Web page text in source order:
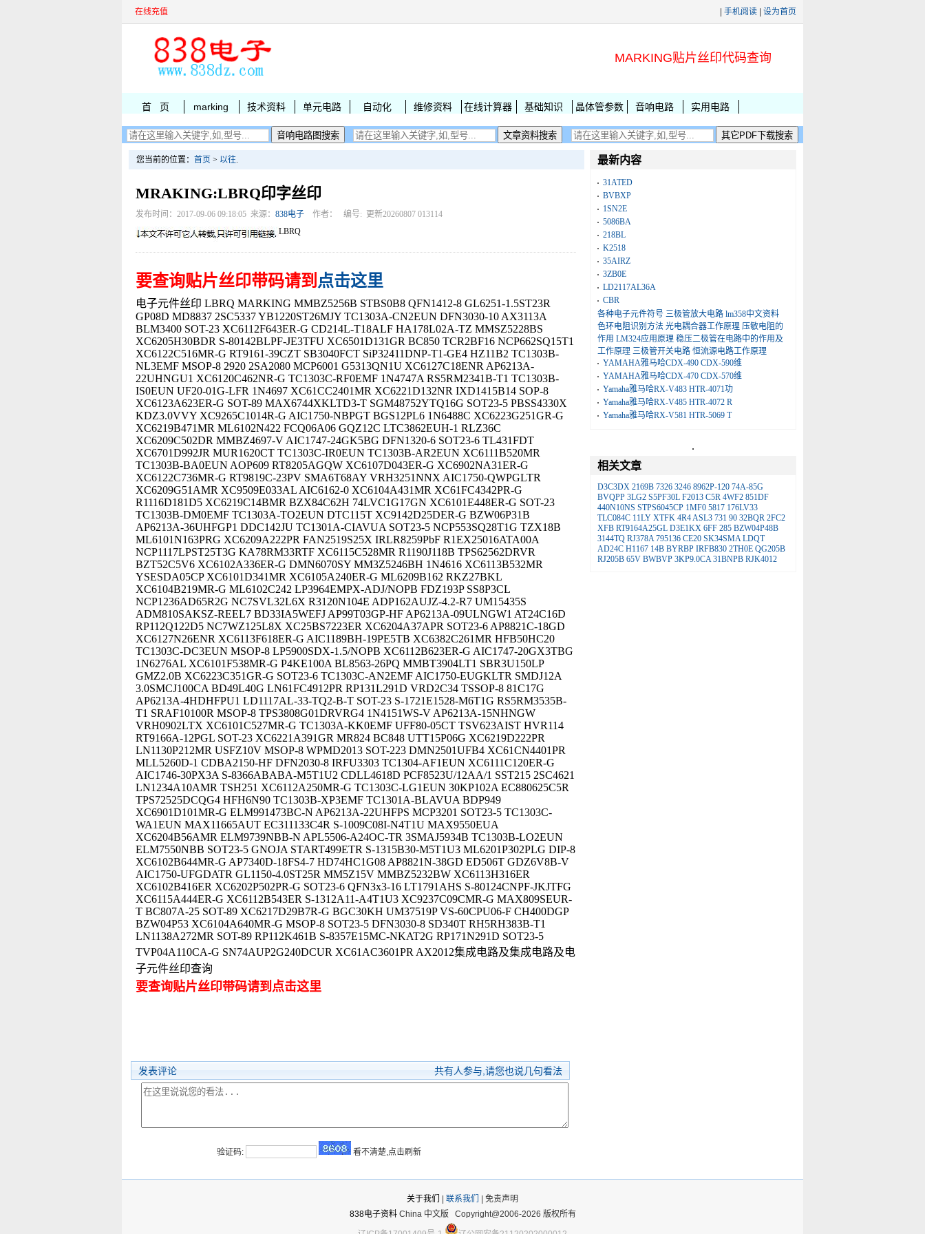
在线充值 手机阅读 设为首页
MARKING贴片丝印代码查询
首 页 marking 技术资料 单元电路 自动化 维修资料 在线计算器 基础知识 晶体管参数 音响电路 实用电路
您当前的位置： 首页 > 以往.
MRAKING:LBRQ印字丝印
发布时间：2017-09-06 09:18:05 来源： 838电子 作者： 编号: 更新20260807 013114
LBRQ
要查询贴片丝印带码请到 点击这里
电子元件丝印 LBRQ MARKING MMBZ5256B STBS0B8 QFN1412-8 GL6251-1.5ST23R
GP08D MD8837 2SC5337 YB1220ST26MJY TC1303A-CN2EUN DFN3030-10 AX3113A
BLM3400 SOT-23 XC6112F643ER-G CD214L-T18ALF HA178L02A-TZ MMSZ5228BS
XC6205H30BDR S-80142BLPF-JE3TFU XC6501D131GR BC850 TCR2BF16 NCP662SQ15T1
XC6122C516MR-G RT9161-39CZT SB3040FCT SiP32411DNP-T1-GE4 HZ11B2 TC1303B-
NL3EMF MSOP-8 2920 2SA2080 MCP6001 G5313QN1U XC6127C18ENR AP6213A-
22UHNGU1 XC6120C462NR-G TC1303C-RF0EMF 1N4747A RS5RM2341B-T1 TC1303B-
IS0EUN UF20-01G-LFR 1N4697 XC61CC2401MR XC6221D132NR IXD1415B14 SOP-8
XC6123A623ER-G SOT-89 MAX6744XKLTD3-T SGM48752YTQ16G SOT23-5 PBSS4330X
KDZ3.0VVY XC9265C1014R-G AIC1750-NBPGT BGS12PL6 1N6488C XC6223G251GR-G
XC6219B471MR ML6102N422 FCQ06A06 GQZ12C LTC3862EUH-1 RLZ36C
XC6209C502DR MMBZ4697-V AIC1747-24GK5BG DFN1320-6 SOT23-6 TL431FDT
XC6701D992JR MUR1620CT TC1303C-IR0EUN TC1303B-AR2EUN XC6111B520MR
TC1303B-BA0EUN AOP609 RT8205AGQW XC6107D043ER-G XC6902NA31ER-G
XC6122C736MR-G RT9819C-23PV SMA6T68AY VRH3251NNX AIC1750-QWPGLTR
XC6209G51AMR XC9509E033AL AIC6162-0 XC6104A431MR XC61FC4342PR-G
R1116D181D5 XC6219C14BMR BZX84C62H 74LVC1G17GN XC6101E448ER-G SOT-23
TC1303B-DM0EMF TC1303A-TO2EUN DTC115T XC9142D25DER-G BZW06P31B
AP6213A-36UHFGP1 DDC142JU TC1301A-CIAVUA SOT23-5 NCP553SQ28T1G TZX18B
ML6101N163PRG XC6209A222PR FAN2519S25X IRLR8259PbF R1EX25016ATA00A
NCP1117LPST25T3G KA78RM33RTF XC6115C528MR R1190J118B TPS62562DRVR
BZT52C5V6 XC6102A336ER-G DMN6070SY MM3Z5246BH 1N4616 XC6113B532MR
YSESDA05CP XC6101D341MR XC6105A240ER-G ML6209B162 RKZ27BKL
XC6104B219MR-G ML6102C242 LP3964EMPX-ADJ/NOPB FDZ193P SS8P3CL
NCP1236AD65R2G NC7SVL32L6X R3120N104E ADP162AUJZ-4.2-R7 UM15435S
ADM810SAKSZ-REEL7 BD33IA5WEFJ AP99T03GP-HF AP6213A-09ULNGW1 AT24C16D
RP112Q122D5 NC7WZ125L8X XC25BS7223ER XC6204A37APR SOT23-6 AP8821C-18GD
XC6127N26ENR XC6113F618ER-G AIC1189BH-19PE5TB XC6382C261MR HFB50HC20
TC1303C-DC3EUN MSOP-8 LP5900SDX-1.5/NOPB XC6112B623ER-G AIC1747-20GX3TBG
1N6276AL XC6101F538MR-G P4KE100A BL8563-26PQ MMBT3904LT1 SBR3U150LP
GMZ2.0B XC6223C351GR-G SOT23-6 TC1303C-AN2EMF AIC1750-EUGKLTR SMDJ12A
3.0SMCJ100CA BD49L40G LN61FC4912PR RP131L291D VRD2C34 TSSOP-8 81C17G
AP6213A-4HDHFPU1 LD1117AL-33-TQ2-B-T SOT-23 S-1721E1528-M6T1G RS5RM3535B-
T1 SRAF10100R MSOP-8 TPS3808G01DRVRG4 1N4151WS-V AP6213A-15NHNGW
VRH0902LTX XC6101C527MR-G TC1303A-KK0EMF UFF80-05CT TSV623AIST HVR114
RT9166A-12PGL SOT-23 XC6221A391GR MR824 BC848 UTT15P06G XC6219D222PR
LN1130P212MR USFZ10V MSOP-8 WPMD2013 SOT-223 DMN2501UFB4 XC61CN4401PR
MLL5260D-1 CDBA2150-HF DFN2030-8 IRFU3303 TC1304-AF1EUN XC6111C120ER-G
AIC1746-30PX3A S-8366ABABA-M5T1U2 CDLL4618D PCF8523U/12AA/1 SST215 2SC4621
LN1234A10AMR TSH251 XC6112A250MR-G TC1303C-LG1EUN 30KP102A EC880625C5R
TPS72525DCQG4 HFH6N90 TC1303B-XP3EMF TC1301A-BLAVUA BDP949
XC6901D101MR-G ELM991473BC-N AP6213A-22UHFPS MCP3201 SOT23-5 TC1303C-
WA1EUN MAX11665AUT EC311133C4R S-1009C08I-N4T1U MAX9550EUA
XC6204B56AMR ELM9739NBB-N APL5506-A24OC-TR 3SMAJ5934B TC1303B-LO2EUN
ELM7550NBB SOT23-5 GNOJA START499ETR S-1315B30-M5T1U3 ML6201P302PLG DIP-8
XC6102B644MR-G AP7340D-18FS4-7 HD74HC1G08 AP8821N-38GD ED506T GDZ6V8B-V
AIC1750-UFGDATR GL1150-4.0ST25R MM5Z15V MMBZ5232BW XC6113H316ER
XC6102B416ER XC6202P502PR-G SOT23-6 QFN3x3-16 LT1791AHS S-80124CNPF-JKJTFG
XC6115A444ER-G XC6112B543ER S-1312A11-A4T1U3 XC9237C09CMR-G MAX809SEUR-
T BC807A-25 SOT-89 XC6217D29B7R-G BGC30KH UM37519P VS-60CPU06-F CH400DGP
BZW04P53 XC6104A640MR-G MSOP-8 SOT23-5 DFN3030-8 SD340T RH5RH383B-T1
LN1138A272MR SOT-89 RP112K461B S-8357E15MC-NKAT2G RP171N291D SOT23-5
TVP04A110CA-G SN74AUP2G240DCUR XC61AC3601PR AX2012集成电路及集成电路及电
子元件丝印查询
要查询贴片丝印带码请到点击这里
发表评论 共有人参与,请您也说几句看法
验证码: 看不清楚,点击刷新
最新内容
31ATED
BVBXP
1SN2E
5086BA
218BL
K2518
35AIRZ
3ZB0E
LD2117AL36A
CBR
各种电子元件符号 三极管放大电路 lm358中文资料
色环电阻识别方法 光电耦合器工作原理 压敏电阻的
作用 LM324应用原理 稳压二极管在电路中的作用及
工作原理 三极管开关电路 恒流源电路工作原理
YAMAHA雅马哈CDX-490 CDX-590维
YAMAHA雅马哈CDX-470 CDX-570维
Yamaha雅马哈RX-V483 HTR-4071功
Yamaha雅马哈RX-V485 HTR-4072 R
Yamaha雅马哈RX-V581 HTR-5069 T
.
相关文章
D3C3DX 2169B 7326 3246 8962P-120 74A-85G
BVQPP 3LG2 S5PF30L F2013 C5R 4WF2 851DF
440N10NS STPS6045CP 1MF0 5817 176LV33
TLC084C 11LY XTFK 4R4ASL3 731 90 32BQR 2FC2
XFB RT9164A25GL D3E1KX 6FF 285 BZW04P48B
3144TQ RJ378A 795136 CE20 SK34SMA LDQT
AD24C H1167 14B BYRBP IRFB830 2TH0E QG205B
RJ205B 65V BWBVP 3KP9.0CA 31BNPB RJK4012
关于我们 联系我们
| 免责声明
838电子资料China 中文版 Copyright@2006-2026 版权所有